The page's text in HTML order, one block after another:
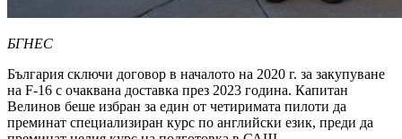
БГНЕС
България сключи договор в началото на 2020 г. за закупуване
на F-16 с очаквана доставка през 2023 година. Капитан
Велинов беше избран за един от четиримата пилоти да
преминат специализиран курс по английски език, преди да